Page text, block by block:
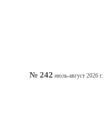
№ 242 июль-август 2026 г.